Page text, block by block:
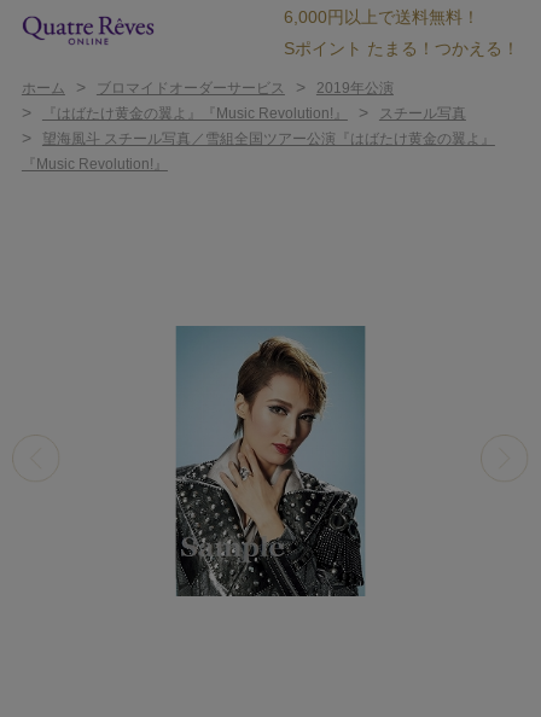
6,000円以上で送料無料！
Sポイント たまる！つかえる！
ホーム > ブロマイドオーダーサービス > 2019年公演
> 『はばたけ黄金の翼よ』『Music Revolution!』 > スチール写真
>
望海風斗 スチール写真／雪組全国ツアー公演『はばたけ黄金の翼よ』
『Music Revolution!』